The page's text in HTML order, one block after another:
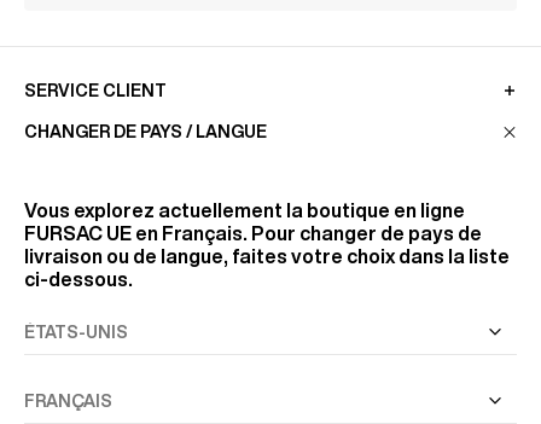
SERVICE CLIENT
RETROUVEZ-NOUS
SUIVEZ-NOUS
CHANGER DE PAYS / LANGUE
Vous explorez actuellement la boutique en ligne
FURSAC UE en Français. Pour changer de pays de
livraison ou de langue, faites votre choix dans la liste
ci-dessous.